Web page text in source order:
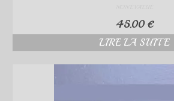
45.00 €
LIRE LA SUITE